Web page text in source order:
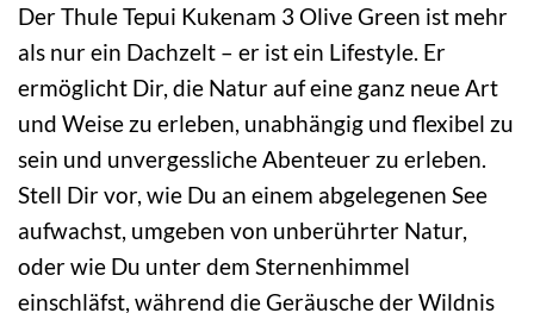
Der Thule Tepui Kukenam 3 Olive Green ist mehr
als nur ein Dachzelt – er ist ein Lifestyle. Er
ermöglicht Dir, die Natur auf eine ganz neue Art
und Weise zu erleben, unabhängig und flexibel zu
sein und unvergessliche Abenteuer zu erleben.
Stell Dir vor, wie Du an einem abgelegenen See
aufwachst, umgeben von unberührter Natur,
oder wie Du unter dem Sternenhimmel
einschläfst, während die Geräusche der Wildnis